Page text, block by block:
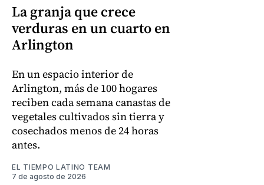
La granja que crece
verduras en un cuarto en
Arlington
En un espacio interior de
Arlington, más de 100 hogares
reciben cada semana canastas de
vegetales cultivados sin tierra y
cosechados menos de 24 horas
antes.
EL TIEMPO LATINO TEAM
7 de agosto de 2026